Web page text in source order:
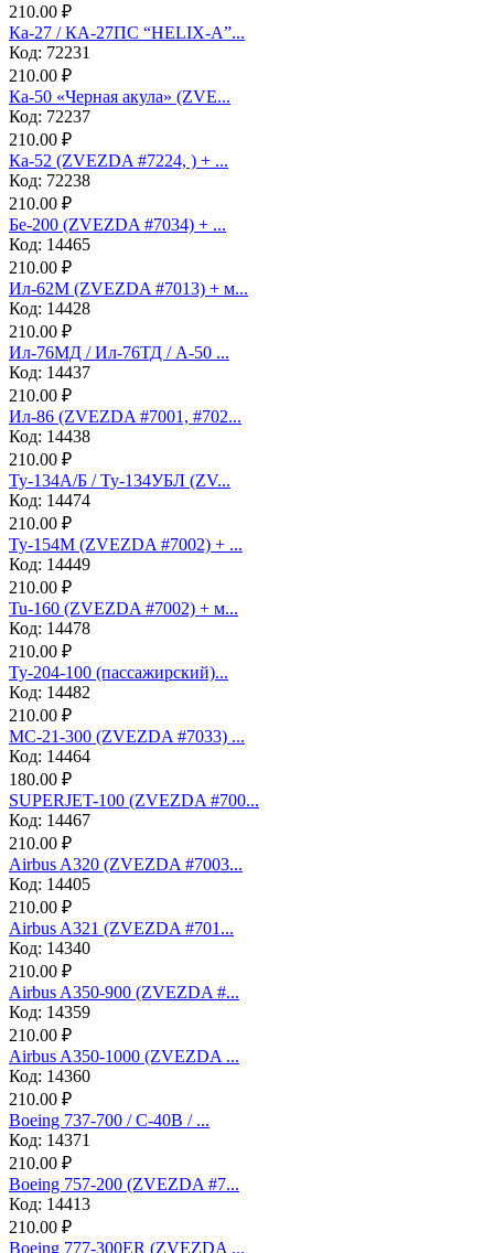
210.00 ₽
Ка-27 / КА-27ПС “HELIX-A”...
Код: 72231
210.00 ₽
Ка-50 «Черная акула» (ZVE...
Код: 72237
210.00 ₽
Ка-52 (ZVEZDA #7224, ) + ...
Код: 72238
210.00 ₽
Бе-200 (ZVEZDA #7034) + ...
Код: 14465
210.00 ₽
Ил-62М (ZVEZDA #7013) + м...
Код: 14428
210.00 ₽
Ил-76МД / Ил-76ТД / А-50 ...
Код: 14437
210.00 ₽
Ил-86 (ZVEZDA #7001, #702...
Код: 14438
210.00 ₽
Ту-134А/Б / Ту-134УБЛ (ZV...
Код: 14474
210.00 ₽
Ту-154М (ZVEZDA #7002) + ...
Код: 14449
210.00 ₽
Tu-160 (ZVEZDA #7002) + м...
Код: 14478
210.00 ₽
Ту-204-100 (пассажирский)...
Код: 14482
210.00 ₽
МС-21-300 (ZVEZDA #7033) ...
Код: 14464
180.00 ₽
SUPERJET-100 (ZVEZDA #700...
Код: 14467
210.00 ₽
Аirbus A320 (ZVEZDA #7003...
Код: 14405
210.00 ₽
Аirbus A321 (ZVEZDA #701...
Код: 14340
210.00 ₽
Airbus A350-900 (ZVEZDA #...
Код: 14359
210.00 ₽
Airbus A350-1000 (ZVEZDA ...
Код: 14360
210.00 ₽
Boeing 737-700 / C-40B / ...
Код: 14371
210.00 ₽
Boeing 757-200 (ZVEZDA #7...
Код: 14413
210.00 ₽
Boeing 777-300ER (ZVEZDA ...